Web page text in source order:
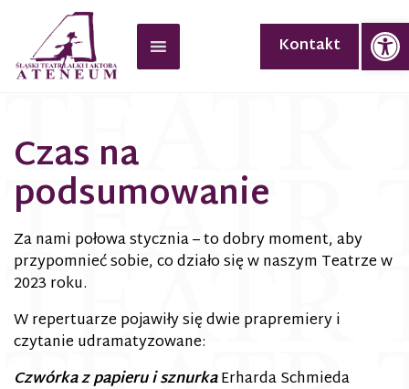
Kontakt
Czas na
podsumowanie
Za nami połowa stycznia – to dobry moment, aby
przypomnieć sobie, co działo się w naszym Teatrze w
2023 roku.
W repertuarze pojawiły się dwie prapremiery i
czytanie udramatyzowane:
Czwórka z papieru i sznurkaErharda Schmieda